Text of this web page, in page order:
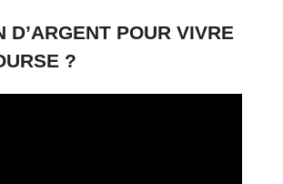
D’ARGENT POUR VIVRE
?